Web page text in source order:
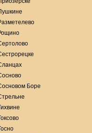
Боре